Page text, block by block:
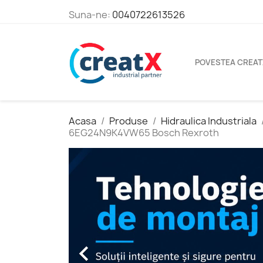
Suna-ne: 0040722613526
POVESTEA
Acasa Produse
Hidraulica Industriala
6EG24N9K4VW65 Bosch Rexroth
